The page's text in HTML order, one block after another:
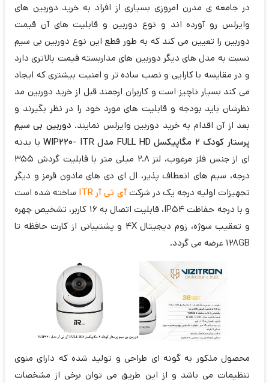
در جامعه ی مدرن امروزی بسیاری از افراد به خرید دوربین های
وایرلس رو آورده اند و نوع دوربین و قابلیت های آن قیمت
دوربین را تعیین می کند که به طور قطع این نوع دوربین بی سیم
نسبت به مدل های دیگر دوربین های مداربسته قیمت بالاتری دارد
و در مقایسه با کارایی و نصب ساده تر و امنیت بیشتری که ایجاد
می کند بسیار ناچیز است و کاربران ارجمند قبل از خرید دوربین مد
نظرشان باید بودجه و قابلیت های مورد خود را در نظر بگیرند و
بعد از آن اقدام به خرید دوربین وایرلس نمایند. دوربین بی سیم
پرستار کودک 2 مگاپیکسل FULL HD مدل WIP220- ITR
با بدنه
ای از جنس فلز مرغوب، لنز 2.8 میلی متر با قابلیت گردش 355
درجه، سیم های انعطاف پذیر، ال ای دی های مادون قرمز و دیگر
تجهیزات اولیه درجه یک در شرکتآی تی آر ITR
ساخته شده است
و با درجه حفاظت IP54، قابلیت اتصال به 16 کاربر، تشخیص چهره
و تعقیب سوژه، زوم دیجیتال 4X و پشتیبانی از کارت حافظه تا
128GB عرضه می گردد.
محصول مذکور به گونه ای طراحی و تولید شده که دارای منوی
تنظیمات می باشد و از این طریق می توان برخی از مشخصات